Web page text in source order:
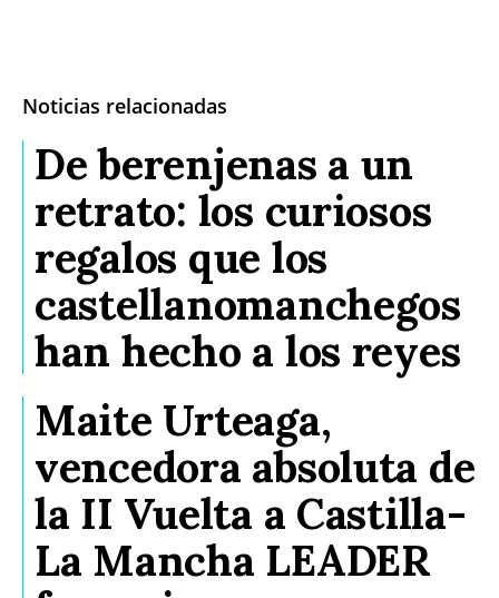
Noticias relacionadas
De berenjenas a un
retrato: los curiosos
regalos que los
castellanomanchegos
han hecho a los reyes
Maite Urteaga,
vencedora absoluta de
la II Vuelta a Castilla-
La Mancha LEADER